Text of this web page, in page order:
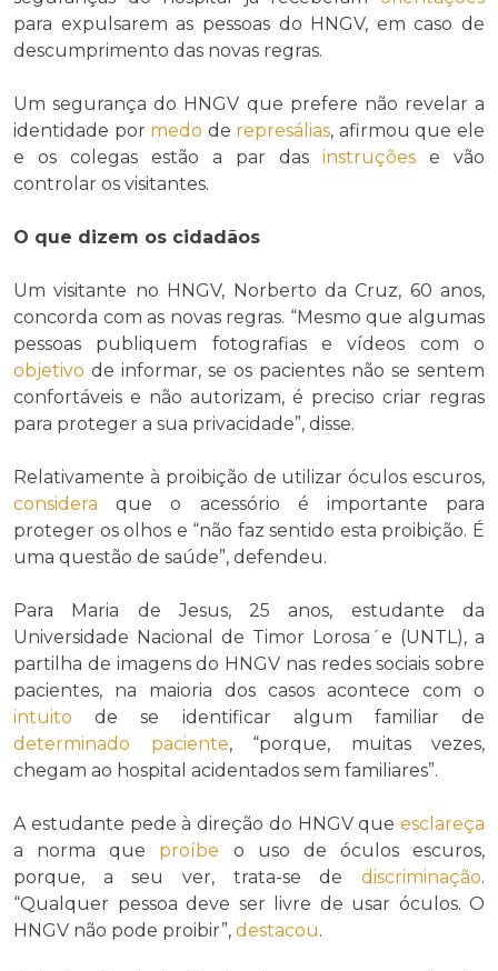
para expulsarem as pessoas do HNGV, em caso de
descumprimento das novas regras.
Um segurança do HNGV que prefere não revelar a
identidade por medo de represálias, afirmou que ele
e os colegas estão a par das instruções e vão
controlar os visitantes.
O que dizem os cidadãos
Um visitante no HNGV, Norberto da Cruz, 60 anos,
concorda com as novas regras. “Mesmo que algumas
pessoas publiquem fotografias e vídeos com o
objetivo de informar, se os pacientes não se sentem
confortáveis e não autorizam, é preciso criar regras
para proteger a sua privacidade”, disse.
Relativamente à proibição de utilizar óculos escuros,
considera que o acessório é importante para
proteger os olhos e “não faz sentido esta proibição. É
uma questão de saúde”, defendeu.
Para Maria de Jesus, 25 anos, estudante da
Universidade Nacional de Timor Lorosa´e (UNTL), a
partilha de imagens do HNGV nas redes sociais sobre
pacientes, na maioria dos casos acontece com o
intuito de se identificar algum familiar de
determinado
paciente, “porque, muitas vezes,
chegam ao hospital acidentados sem familiares”.
A estudante pede à direção do HNGV que esclareça
a norma que proíbe o uso de óculos escuros,
porque, a seu ver, trata-se de discriminação.
“Qualquer pessoa deve ser livre de usar óculos. O
HNGV não pode proibir”, destacou.